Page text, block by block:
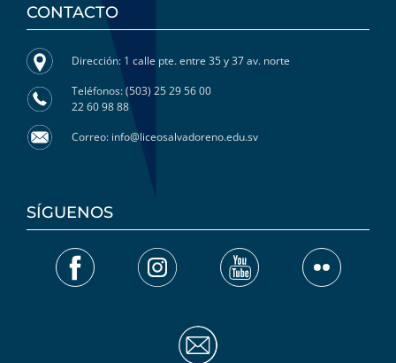
CONTACTO
Dirección: 1 calle pte. entre 35 y 37 av. norte
Teléfonos: (503) 25 29 56 00
22 60 98 88
Correo: info@liceosalvadoreno.edu.sv
SÍGUENOS